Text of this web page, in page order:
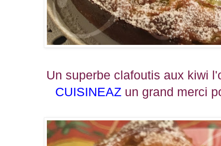
Un superbe clafoutis aux kiwi
CUISINEAZ un grand merci